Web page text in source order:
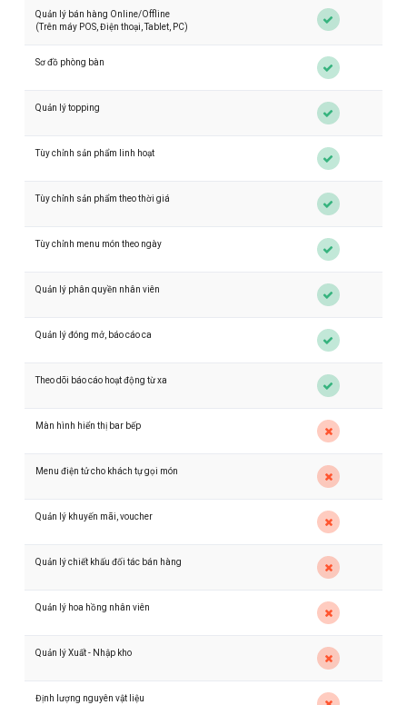
Quản lý bán hàng Online/Offline
(Trên máy POS, Điện thoại, Tablet, PC)
Sơ đồ phòng bàn
Quản lý topping
Tùy chỉnh sản phẩm linh hoạt
Tùy chỉnh sản phẩm theo thời giá
Tùy chỉnh menu món theo ngày
Quản lý phân quyền nhân viên
Quản lý đóng mở, báo cáo ca
Theo dõi báo cáo hoạt động từ xa
Màn hình hiển thị bar bếp
Menu điện tử cho khách tự gọi món
Quản lý khuyến mãi, voucher
Quản lý chiết khấu đối tác bán hàng
Quản lý hoa hồng nhân viên
Quản lý Xuất - Nhập kho
Định lượng nguyên vật liệu